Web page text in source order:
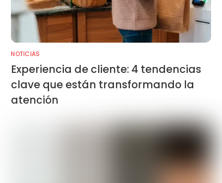
NOTICIAS
Experiencia de cliente: 4 tendencias
clave que están transformando la
atención